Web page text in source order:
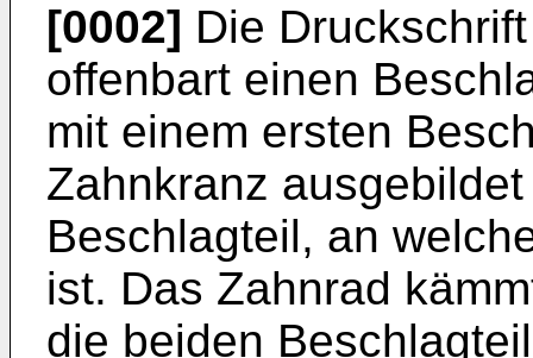
[0002] Die
offenbart einen
mit einem ersten
Zahnkranz
Beschlagteil, an
ist. Das Zahnrad
die beiden